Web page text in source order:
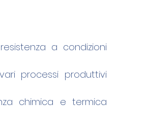
a condizioni
processi produttivi
chimica e termica